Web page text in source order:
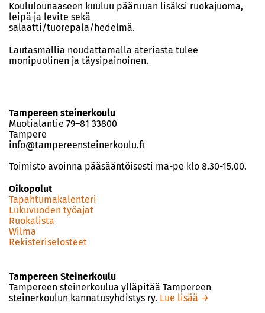
Koululounaaseen kuuluu pääruuan lisäksi ruokajuoma,
leipä ja levite sekä
salaatti/tuorepala/hedelmä.
Lautasmallia noudattamalla ateriasta tulee
monipuolinen ja täysipainoinen.
Tampereen steinerkoulu
Muotialantie 79–81 33800
Tampere
info@tampereensteinerkoulu.fi
Toimisto avoinna pääsääntöisesti ma-pe klo 8.30-15.00.
Oikopolut
Tapahtumakalenteri
Lukuvuoden työajat
Ruokalista
Wilma
Rekisteriselosteet
Tampereen Steinerkoulu
Tampereen steinerkoulua ylläpitää Tampereen
steinerkoulun kannatusyhdistys ry. Lue lisää →